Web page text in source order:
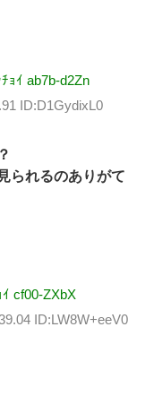
ｮｲ ab7b-d2Zn
ID:D1GydixL0
られるのありがて
cf00-ZXbX
ID:LW8W+eeV0